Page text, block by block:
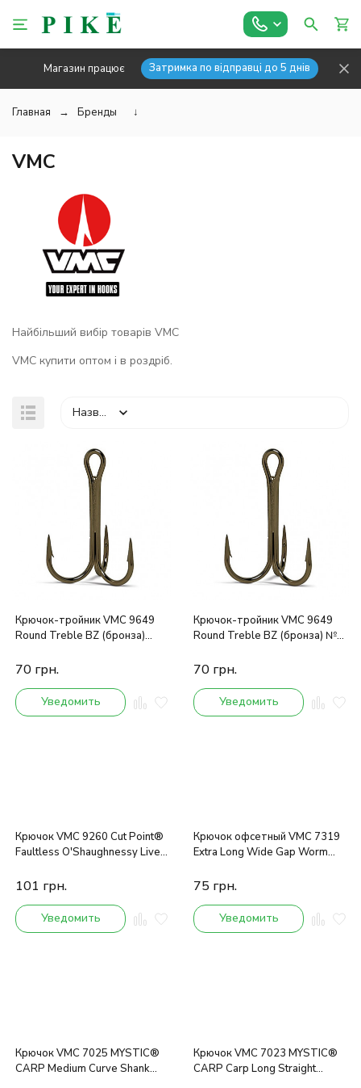
Магазин працює Затримка по відправці до 5 днів
Главная Бренды ↓
VMC
Найбільший вибір товарів VMC
VMC купити оптом і в роздріб.
Назва
Крючок-тройник VMC 9649
Round Treble BZ (бронза)
70 грн.
Уведомить
Крючок-тройник VMC 9649
Round Treble BZ (бронза) №8
70 грн.
Уведомить
Крючок VMC 9260 Cut Point®
Faultless O'Shaughnessy Live
25шт.
101 грн.
Уведомить
Крючок офсетный VMC 7319
Extra Long Wide Gap Worm
№2/0 5шт.
75 грн.
Уведомить
Крючок VMC 7025 MYSTIC®
CARP Medium Curve Shank
Крючок VMC 7023 MYSTIC®
CARP Carp Long Straight